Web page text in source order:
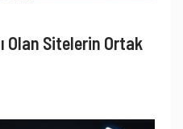
Olan Sitelerin Ortak